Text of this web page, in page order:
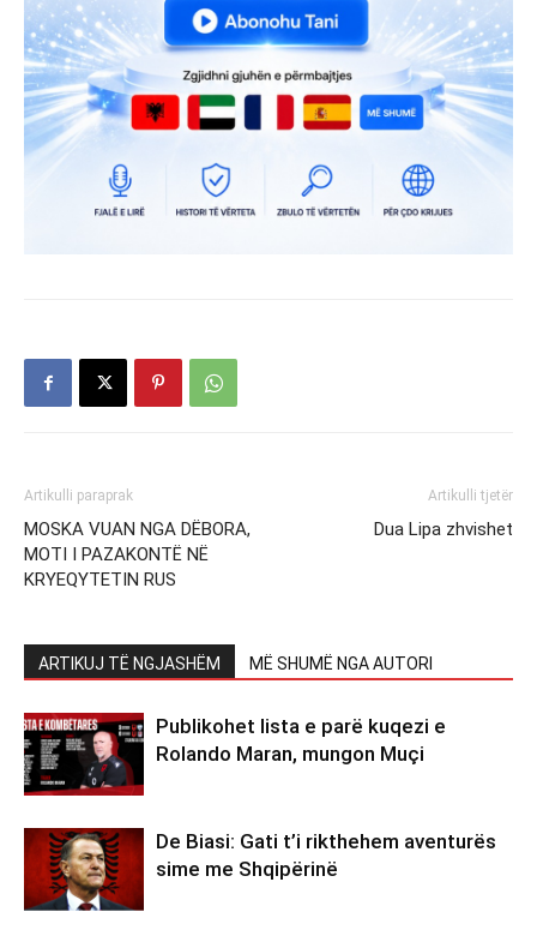
Artikulli paraprak
MOSKA VUAN NGA DËBORA,
MOTI I PAZAKONTË NË
KRYEQYTETIN RUS
Artikulli tjetër
Dua Lipa zhvishet
ARTIKUJ TË NGJASHËM MË SHUMË NGA AUTORI
Publikohet lista e parë kuqezi e
Rolando Maran, mungon Muçi
De Biasi: Gati t’i rikthehem aventurës
sime me Shqipërinë